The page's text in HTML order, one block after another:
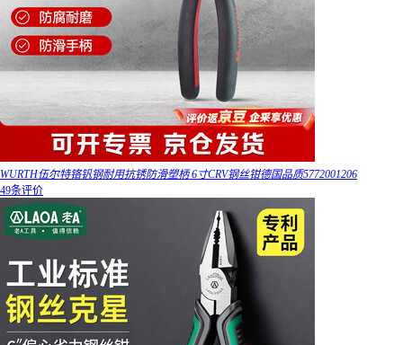
WURTH伍尔特铬钒钢耐用抗锈防滑塑柄 6寸CRV钢丝钳德国品质5772001206
49条评价